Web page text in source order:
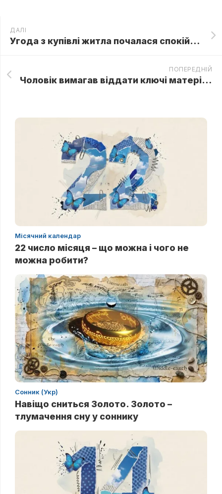
ДАЛІ
Угода з купівлі житла почалася спокійно, але одна розмова про гроші швидко змінила обличчя нареченого
ПОПЕРЕДНІЙ
Чоловік вимагав віддати ключі матері, не розуміючи, що квартира для моїх батьків була не єдиним сюрпризом.
Місячний календар
22 число місяця – що можна і чого не
можна робити?
Сонник (Укр)
Навіщо сниться Золото. Золото –
тлумачення сну у соннику